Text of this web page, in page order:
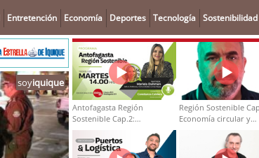
Entretención Economía Deportes Tecnología Sostenibilidad
soyiquique
Antofagasta Región
Sostenible Cap.2:
Educación ambiental y
formación de capacidades
técnicas
Región Sostenible
Economía circular y